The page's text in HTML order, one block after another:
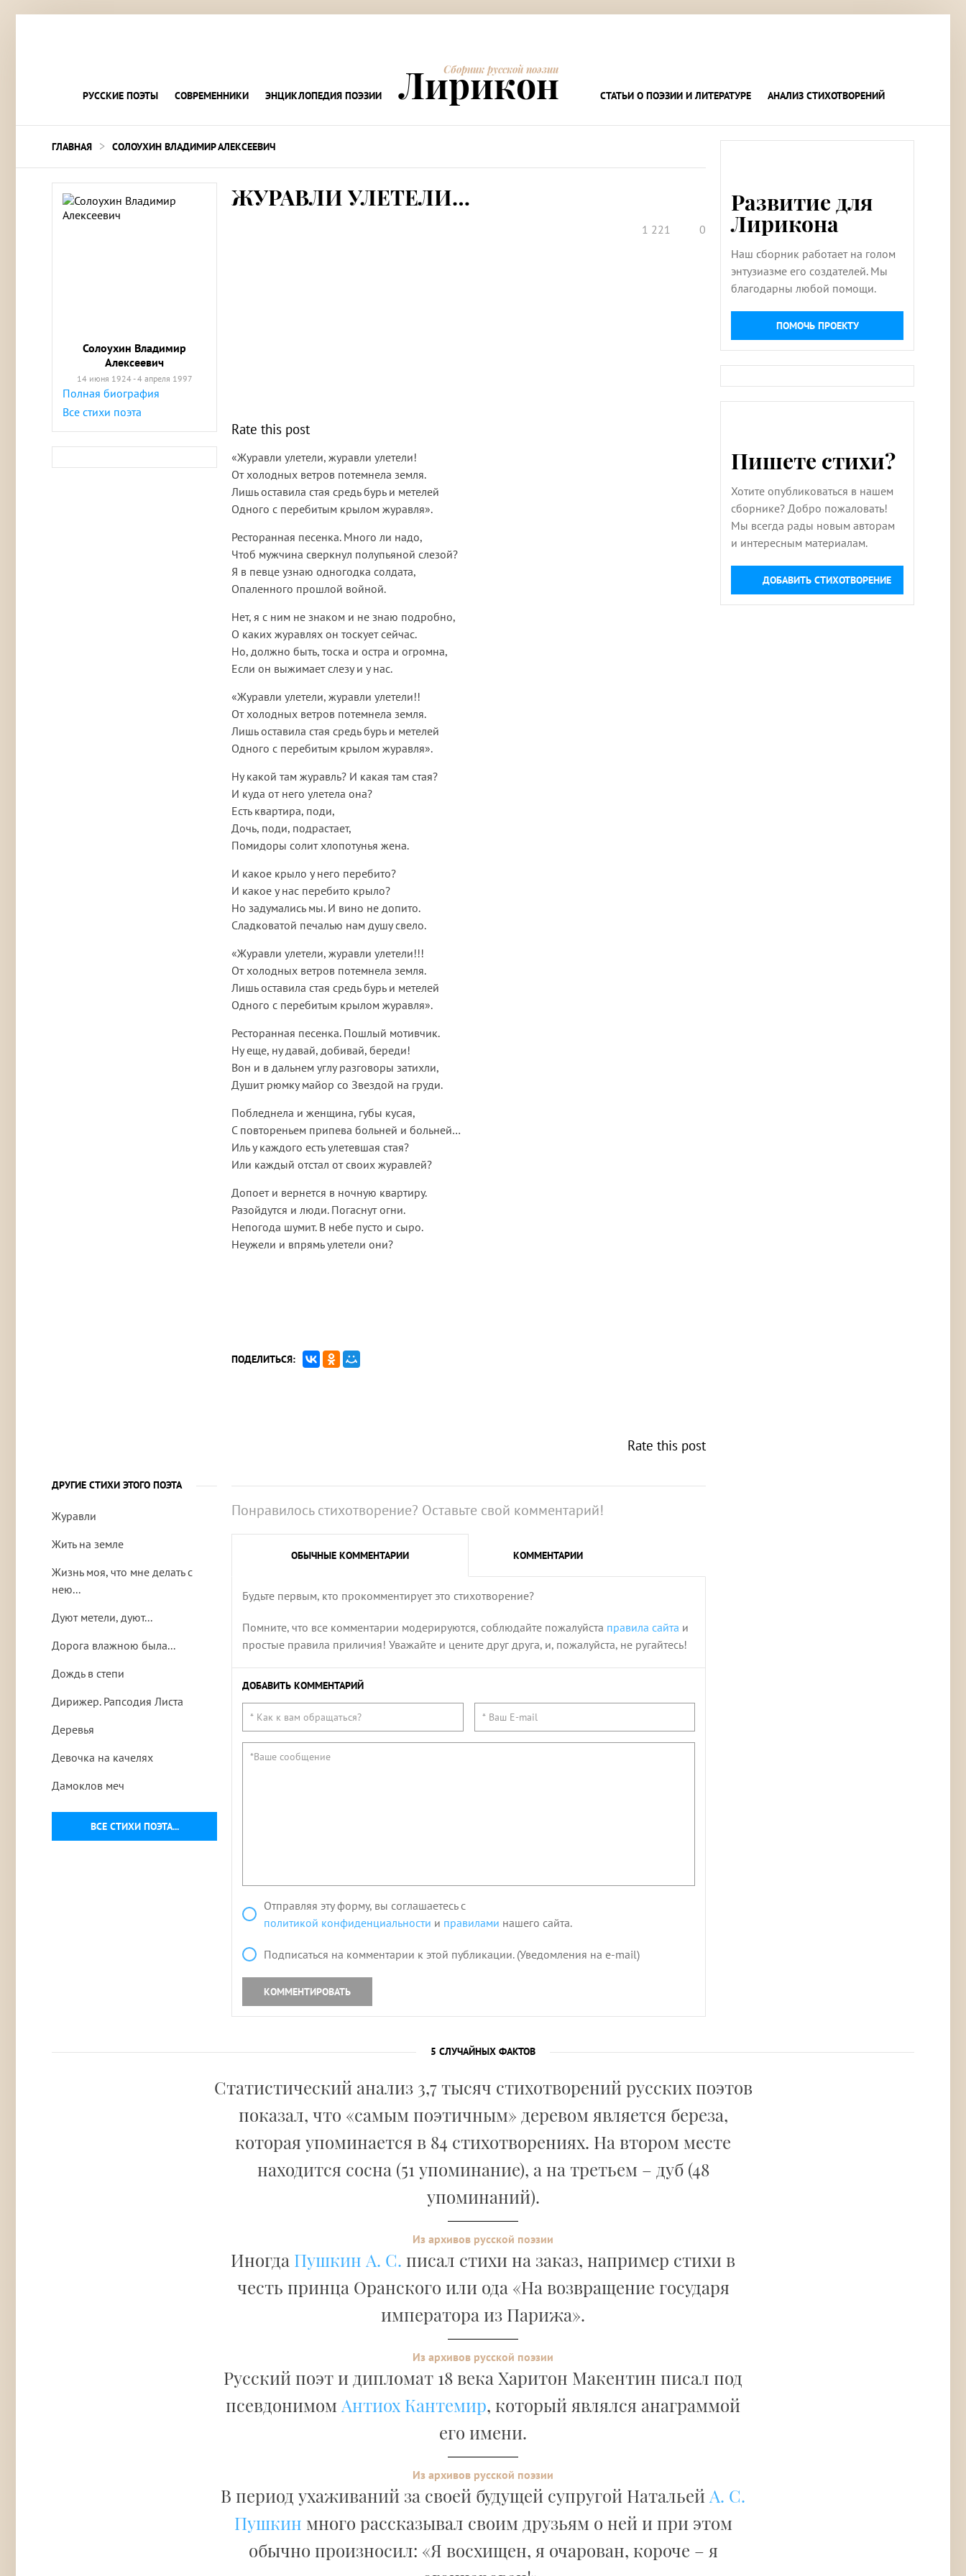
РУССКИЕ ПОЭТЫ СОВРЕМЕННИКИ ЭНЦИКЛОПЕДИЯ ПОЭЗИИ
Сборник русской поэзии
Лирикон СТАТЬИ О ПОЭЗИИ И ЛИТЕРАТУРЕ АНАЛИЗ СТИХОТВОРЕНИЙ
ГЛАВНАЯ > СОЛОУХИН ВЛАДИМИР АЛЕКСЕЕВИЧ
Солоухин Владимир
Алексеевич
14 июня 1924 - 4 апреля 1997
Полная биография
Все стихи поэта
ЖУРАВЛИ УЛЕТЕЛИ…
1 221 0
Rate this post
«Журавли улетели, журавли улетели!
От холодных ветров потемнела земля.
Лишь оставила стая средь бурь и метелей
Одного с перебитым крылом журавля».
Ресторанная песенка. Много ли надо,
Чтоб мужчина сверкнул полупьяной слезой?
Я в певце узнаю одногодка солдата,
Опаленного прошлой войной.
Нет, я с ним не знаком и не знаю подробно,
О каких журавлях он тоскует сейчас.
Но, должно быть, тоска и остра и огромна,
Если он выжимает слезу и у нас.
«Журавли улетели, журавли улетели!!
От холодных ветров потемнела земля.
Лишь оставила стая средь бурь и метелей
Одного с перебитым крылом журавля».
Ну какой там журавль? И какая там стая?
И куда от него улетела она?
Есть квартира, поди,
Дочь, поди, подрастает,
Помидоры солит хлопотунья жена.
И какое крыло у него перебито?
И какое у нас перебито крыло?
Но задумались мы. И вино не допито.
Сладковатой печалью нам душу свело.
«Журавли улетели, журавли улетели!!!
От холодных ветров потемнела земля.
Лишь оставила стая средь бурь и метелей
Одного с перебитым крылом журавля».
Ресторанная песенка. Пошлый мотивчик.
Ну еще, ну давай, добивай, береди!
Вон и в дальнем углу разговоры затихли,
Душит рюмку майор со Звездой на груди.
Побледнела и женщина, губы кусая,
С повтореньем припева больней и больней…
Иль у каждого есть улетевшая стая?
Или каждый отстал от своих журавлей?
Допоет и вернется в ночную квартиру.
Разойдутся и люди. Погаснут огни.
Непогода шумит. В небе пусто и сыро.
Неужели и впрямь улетели они?
ПОДЕЛИТЬСЯ:
Rate this post
ДРУГИЕ СТИХИ ЭТОГО ПОЭТА
ВСЕ СТИХИ ПОЭТА...
Журавли
Жить на земле
Жизнь моя, что мне делать с
нею...
Дуют метели, дуют...
Дорога влажною была...
Дождь в степи
Дирижер. Рапсодия Листа
Деревья
Девочка на качелях
Дамоклов меч
Понравилось стихотворение? Оставьте свой комментарий!
ОБЫЧНЫЕ КОММЕНТАРИИ КОММЕНТАРИИ
Будьте первым, кто прокомментирует это стихотворение?
Помните, что все комментарии модерируются, соблюдайте пожалуйста правила сайта и
простые правила приличия! Уважайте и цените друг друга, и, пожалуйста, не ругайтесь!
ДОБАВИТЬ КОММЕНТАРИЙ
Отправляя эту форму, вы соглашаетесь с
политикой конфиденциальности и правилами нашего сайта.
Подписаться на комментарии к этой публикации. (Уведомления на e-mail)
КОММЕНТИРОВАТЬ
Развитие для
Лирикона
Наш сборник работает на голом
энтузиазме его создателей. Мы
благодарны любой помощи.
ПОМОЧЬ ПРОЕКТУ
Пишете стихи?
Хотите опубликоваться в нашем
сборнике? Добро пожаловать!
Мы всегда рады новым авторам
и интересным материалам.
ДОБАВИТЬ СТИХОТВОРЕНИЕ
5 СЛУЧАЙНЫХ ФАКТОВ
Статистический анализ 3,7 тысяч стихотворений русских поэтов
показал, что «самым поэтичным» деревом является береза,
которая упоминается в 84 стихотворениях. На втором месте
находится сосна (51 упоминание), а на третьем – дуб (48
упоминаний).
Из архивов русской поэзии
Иногда Пушкин А. С. писал стихи на заказ, например стихи в
честь принца Оранского или ода «На возвращение государя
императора из Парижа».
Из архивов русской поэзии
Русский поэт и дипломат 18 века Харитон Макентин писал под
псевдонимом Антиох Кантемир, который являлся анаграммой
его имени.
Из архивов русской поэзии
В период ухаживаний за своей будущей супругой Натальей А. С.
Пушкин много рассказывал своим друзьям о ней и при этом
обычно произносил: «Я восхищен, я очарован, короче – я